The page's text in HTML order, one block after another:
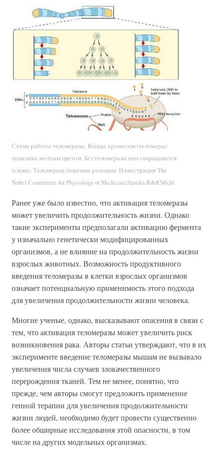
Схема работы теломеразы. Концы хромосом (теломеры)
показаны желтым цветом. Без теломеразы они сокращаются
(слева). Теломераза показана розовым. Иллюстрация The
Nobel Committee for Physiology or Medicine/Annika R&#246;hl
Ранее уже было известно, что активация теломеразы
может увеличить продолжительность жизни. Однако
такие эксперименты предполагали активацию фермента
у изначально генетически модифицированных
организмов, а не влияние на продолжительность жизни
взрослых животных. Возможность продуктивного
введения теломеразы в клетки взрослых организмов
означает потенциальную применимость этого подхода
для увеличения продолжительности жизни человека.
Многие ученые, однако, высказывают опасения в связи с
тем, что активация теломеразы может увеличить риск
возникновения рака. Авторы статьи утверждают, что в их
эксперименте введение теломеразы мышам не вызывало
увеличения числа случаев злокачественного
перерождения тканей. Тем не менее, понятно, что
прежде, чем авторы смогут предложить применение
генной терапии для увеличения продолжительности
жизни людей, необходимо будет провести существенно
более обширные исследования этой опасности, в том
числе на других модельных организмах.